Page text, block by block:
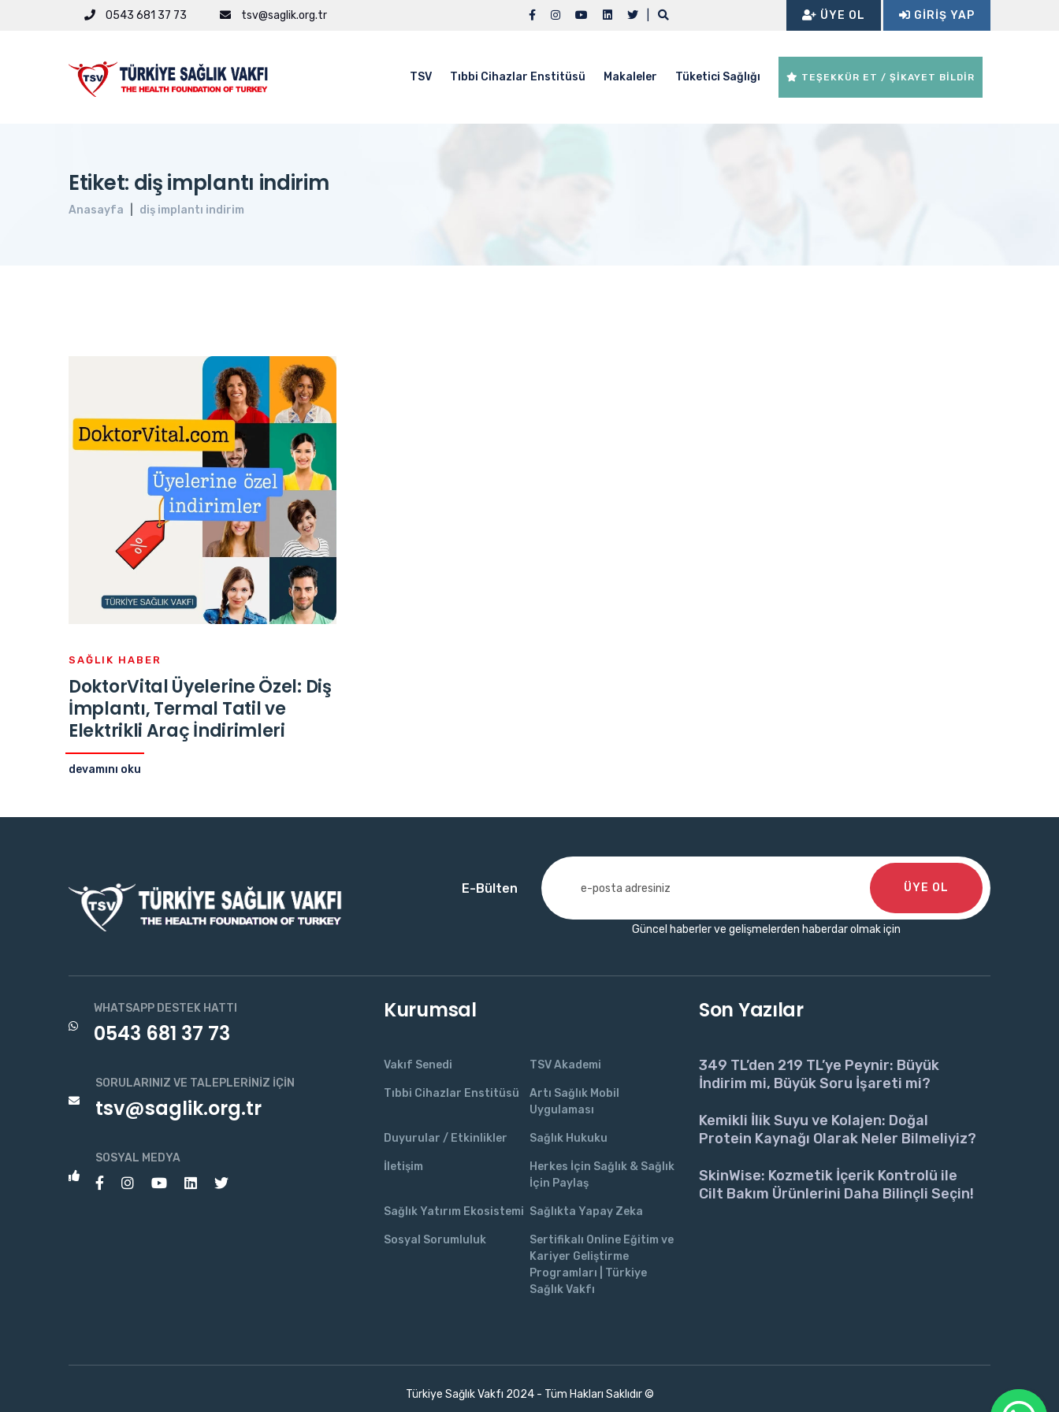
0543 681 37 73 tsv@saglik.org.tr ÜYE OL GIRIŞ YAP
TSV Tıbbi Cihazlar Enstitüsü Makaleler Tüketici Sağlığı TEŞEKKÜR ET / ŞİKAYET BİLDİR
Etiket: diş implantı indirim
Anasayfa diş implantı indirim
SAĞLIK HABER
DoktorVital Üyelerine Özel: Diş
İmplantı, Termal Tatil ve
Elektrikli Araç İndirimleri
devamını oku
E-Bülten
Güncel haberler ve gelişmelerden haberdar olmak için
ÜYE OL
WHATSAPP DESTEK HATTI
0543 681 37 73
SORULARINIZ VE TALEPLERINIZ İÇIN
tsv@saglik.org.tr
SOSYAL MEDYA
Kurumsal
Vakıf Senedi TSV Akademi
Tıbbi Cihazlar Enstitüsü
Artı Sağlık Mobil
Uygulaması
Duyurular / Etkinlikler Sağlık Hukuku
İletişim
Herkes İçin Sağlık & Sağlık
İçin Paylaş
Sağlık Yatırım Ekosistemi Sağlıkta Yapay Zeka
Sosyal Sorumluluk
Sertifikalı Online Eğitim ve
Kariyer Geliştirme
Programları | Türkiye
Sağlık Vakfı
Son Yazılar
349 TL’den 219 TL’ye Peynir: Büyük
İndirim mi, Büyük Soru İşareti mi?
Kemikli İlik Suyu ve Kolajen: Doğal
Protein Kaynağı Olarak Neler Bilmeliyiz?
SkinWise: Kozmetik İçerik Kontrolü ile
Cilt Bakım Ürünlerini Daha Bilinçli Seçin!
Türkiye Sağlık Vakfı 2024 - Tüm Hakları Saklıdır ©